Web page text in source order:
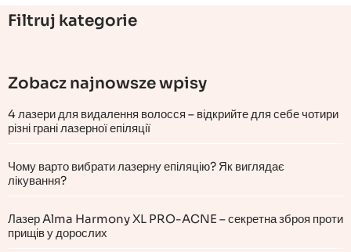
Filtruj kategorie
Zobacz najnowsze wpisy
4 лазери для видалення волосся – відкрийте для себе чотири
різні грані лазерної епіляції
Чому варто вибрати лазерну епіляцію? Як виглядає
лікування?
Лазер Alma Harmony XL PRO-ACNE – секретна зброя проти
прищів у дорослих